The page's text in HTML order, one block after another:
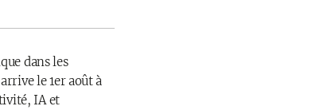
dans les
le 1er août à
IA et